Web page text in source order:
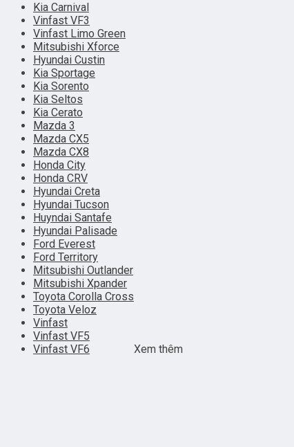
Kia Carnival
Vinfast VF3
Vinfast Limo Green
Mitsubishi Xforce
Hyundai Custin
Kia Sportage
Kia Sorento
Kia Seltos
Kia Cerato
Mazda 3
Mazda CX5
Mazda CX8
Honda City
Honda CRV
Hyundai Creta
Hyundai Tucson
Huyndai Santafe
Hyundai Palisade
Ford Everest
Ford Territory
Mitsubishi Outlander
Mitsubishi Xpander
Toyota Corolla Cross
Toyota Veloz
Vinfast
Vinfast VF5
Vinfast VF6
Xem thêm